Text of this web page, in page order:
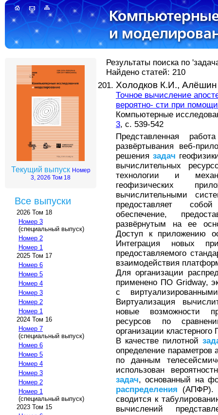
Текущий выпуск Номер
3, 2026 Том 18
Все выпуски
2026 Том 18
Номер 3
(специальный выпуск)
Номер 2
Номер 1
2025 Том 17
Номер 6
Номер 5
Номер 4
Номер 3
Номер 2
Номер 1
2024 Том 16
Номер 7
(специальный выпуск)
Номер 6
Номер 5
Номер 4
Номер 3
Номер 2
Номер 1
(специальный выпуск)
2023 Том 15
Результаты поиска по
Найдено статей: 210
Холодков К.И.,
Точное вычисление
вероятно- сти при
Компьютерные
3, с. 539-542
Представленная
развёртывания веб-
решения задач
вычислительных
технологии и
геофизических
вычислительными
предоставляет
обеспечение,
развёрнутым на ее
Доступ к приложению
Интеграция новых
предоставляемого
взаимодействия
Для организации
применено ПО Gridway,
с
Виртуализация
новые возможности
ресурсов по
организации кластерного
В качестве пилотной
определение параметров
по данным
использован
задач, основанный на
распределения (АПФР).
сводится к
вычислений